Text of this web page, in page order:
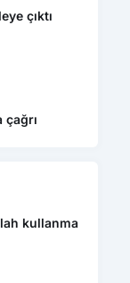
çıktı
çağrı
kullanma